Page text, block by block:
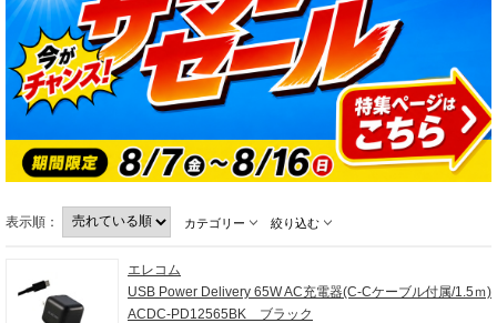
表示順： カテゴリー 絞り込む
エレコム
USB Power Delivery 65W AC充電器(C-Cケーブル付属/1.5ｍ)
ACDC-PD12565BK ブラック